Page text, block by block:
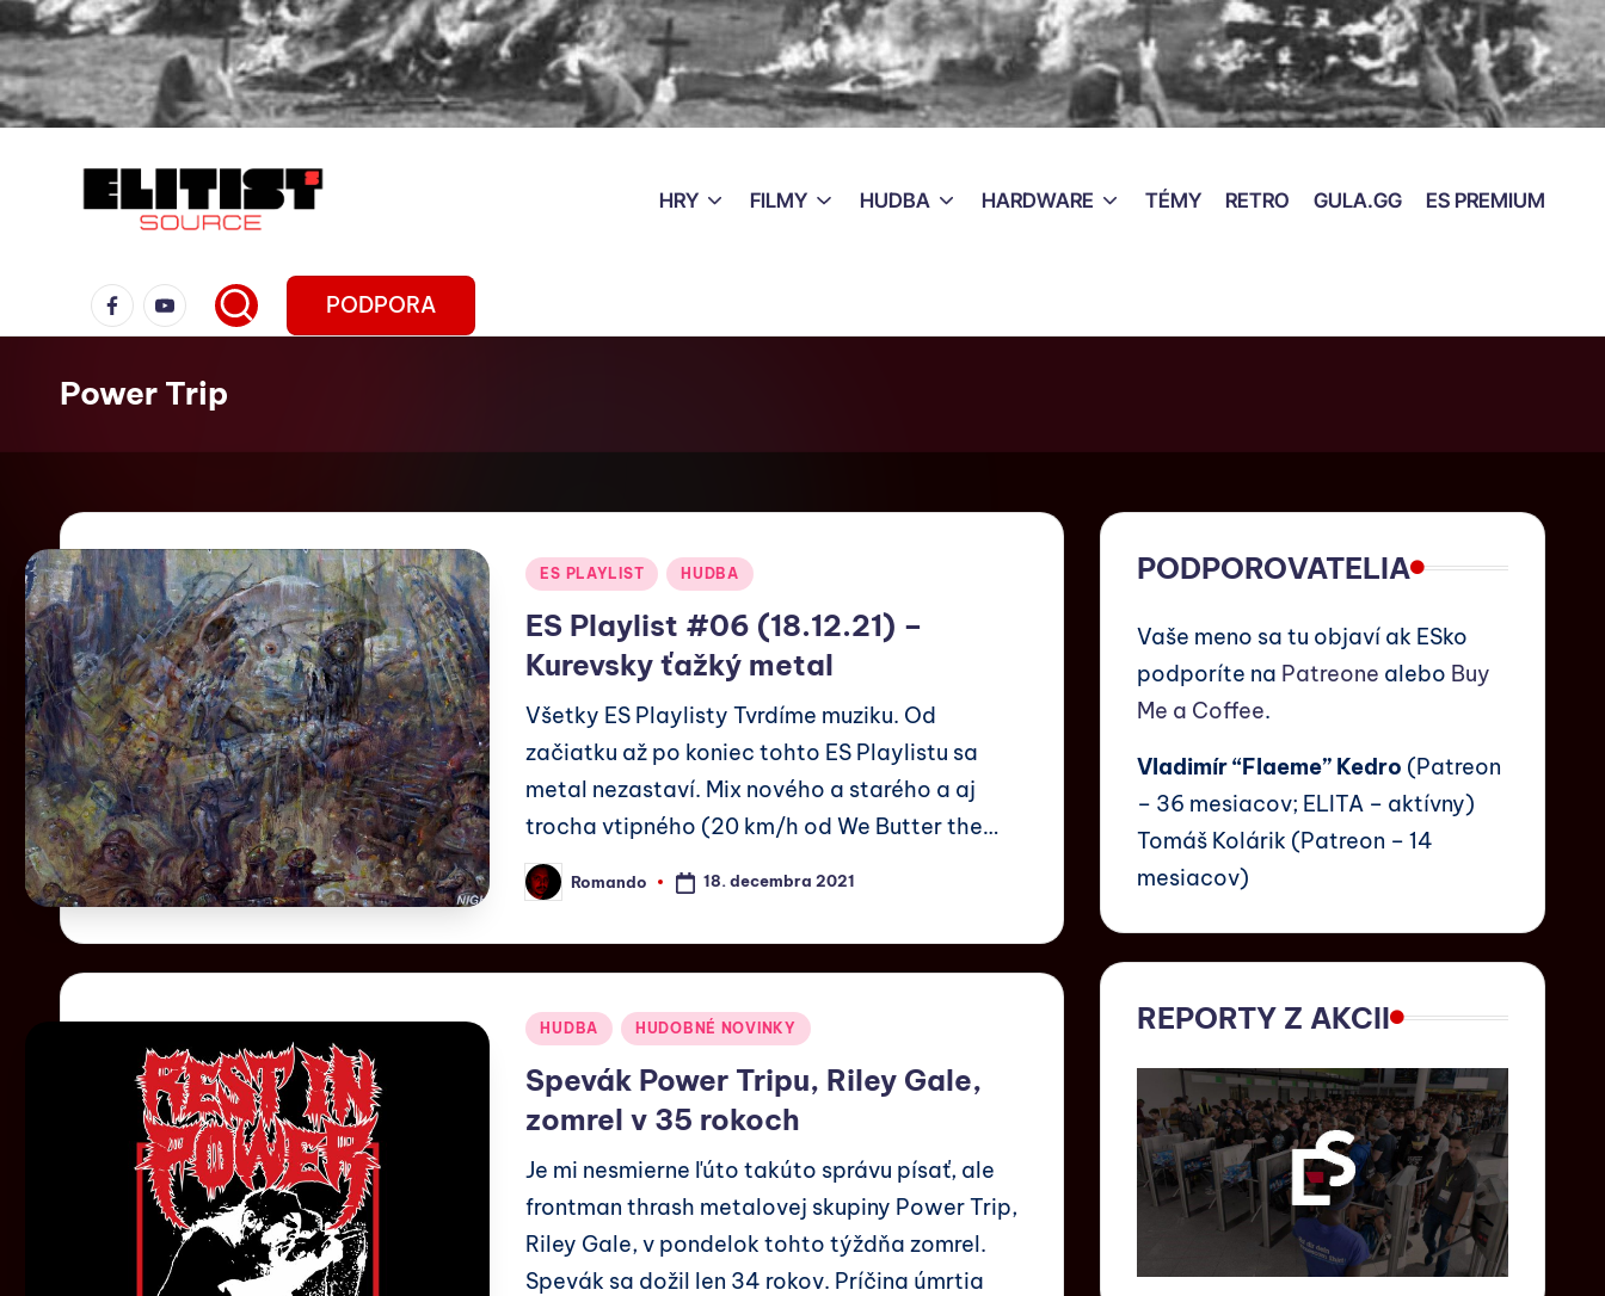
HRY FILMY HUDBA HARDWARE TÉMY RETRO GULA.GG ES PREMIUM
PODPORA
Power Trip
ES PLAYLIST HUDBA
ES Playlist #06 (18.12.21) –
Kurevsky ťažký metal
Všetky ES Playlisty Tvrdíme muziku. Od
začiatku až po koniec tohto ES Playlistu sa
metal nezastaví. Mix nového a starého a aj
trocha vtipného (20 km/h od We Butter the…
Romando 18. decembra 2021
HUDBA HUDOBNÉ NOVINKY
Spevák Power Tripu, Riley Gale,
zomrel v 35 rokoch
Je mi nesmierne ľúto takúto správu písať, ale
frontman thrash metalovej skupiny Power Trip,
Riley Gale, v pondelok tohto týždňa zomrel.
Spevák sa dožil len 34 rokov. Príčina úmrtia
PODPOROVATELIA
Vaše meno sa tu objaví ak ESko
podporíte na Patreone alebo Buy
Me a Coffee.
Vladimír “Flaeme” Kedro (Patreon
– 36 mesiacov; ELITA – aktívny)
Tomáš Kolárik (Patreon – 14
mesiacov)
REPORTY Z AKCII